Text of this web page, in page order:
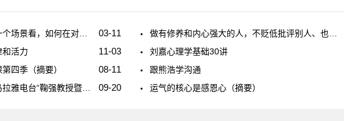
03-11 做有修养和内心强大的人，不贬低批评别人、也不害怕被别人贬低批评
11-03
和活力 刘嘉心理学基础30讲
08-11
四季（摘要） 跟熊浩学沟通
09-20 运气的核心是感恩心（摘要）